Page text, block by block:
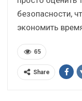
безопасности,
экономить
65
Share